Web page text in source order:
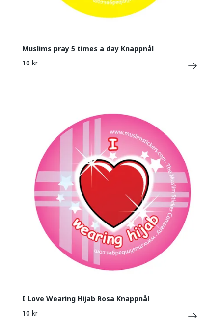
Muslims pray 5 times a day Knappnål
10 kr
I Love Wearing Hijab Rosa Knappnål
10 kr